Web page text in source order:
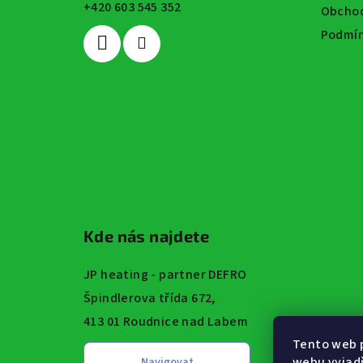
Tento web
+420 603 545 352
Kde nás najdete
JP heating - partner DEFRO
Špindlerova třída 672,
413 01 Roudnice nad Labem